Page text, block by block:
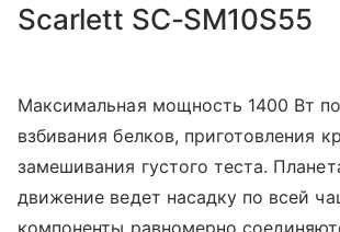
Scarlett SC-SM10S55
Максимальная мощность 1400 Вт
взбивания белков, приготовления
замешивания густого теста.
движение ведет насадку по всей
компоненты равномерно